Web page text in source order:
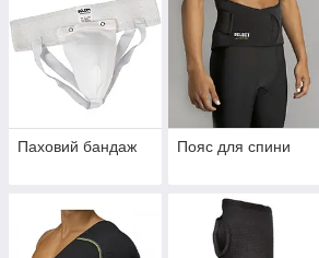
Паховий бандаж Пояс для спини